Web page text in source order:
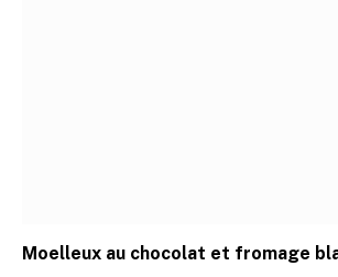
Moelleux au chocolat et fromage